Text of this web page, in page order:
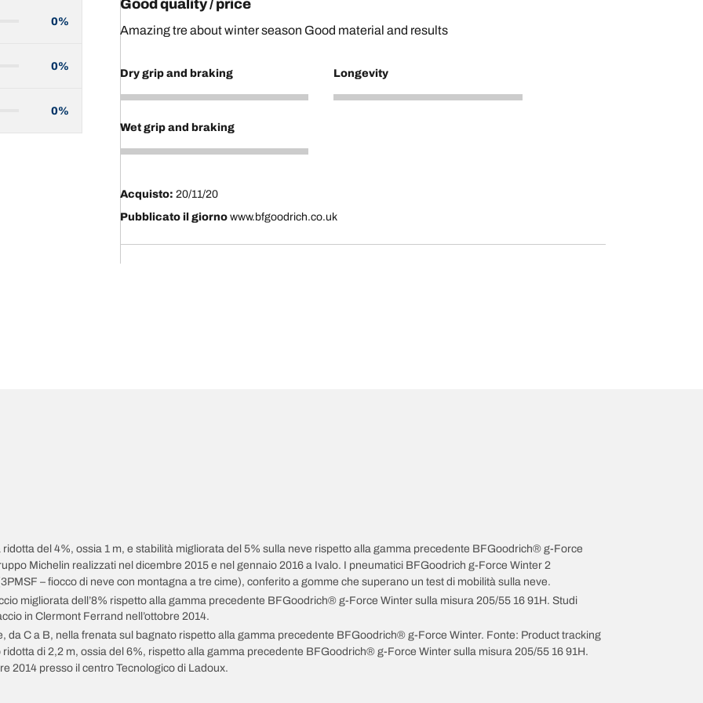
0%
0%
0%
Good quality / price
Amazing tre about winter season Good material and results
Dry grip and braking
4
Longevity
4
Wet grip and braking
4
Acquisto: 20/11/20
Pubblicato il giornowww.bfgoodrich.co.uk
del 4%, ossia 1 m, e stabilità migliorata del 5% sulla neve rispetto alla gamma precedente BFGoodrich® g-Force
Michelin realizzati nel dicembre 2015 e nel gennaio 2016 a Ivalo. I pneumatici BFGoodrich g-Force Winter 2
– fiocco di neve con montagna a tre cime), conferito a gomme che superano un test di mobilità sulla neve.
migliorata dell’8% rispetto alla gamma precedente BFGoodrich® g-Force Winter sulla misura 205/55 16 91H. Studi
in Clermont Ferrand nell’ottobre 2014.
da C a B, nella frenata sul bagnato rispetto alla gamma precedente BFGoodrich® g-Force Winter. Fonte: Product tracking
di 2,2 m, ossia del 6%, rispetto alla gamma precedente BFGoodrich® g-Force Winter sulla misura 205/55 16 91H.
2014 presso il centro Tecnologico di Ladoux.